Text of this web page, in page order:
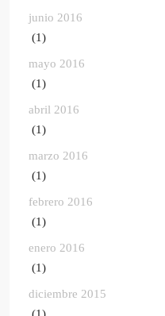
junio 2016
(1)
mayo 2016
(1)
abril 2016
(1)
marzo 2016
(1)
febrero 2016
(1)
enero 2016
(1)
diciembre 2015